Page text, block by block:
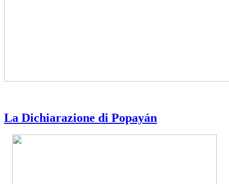
La Dichiarazione di Popayán